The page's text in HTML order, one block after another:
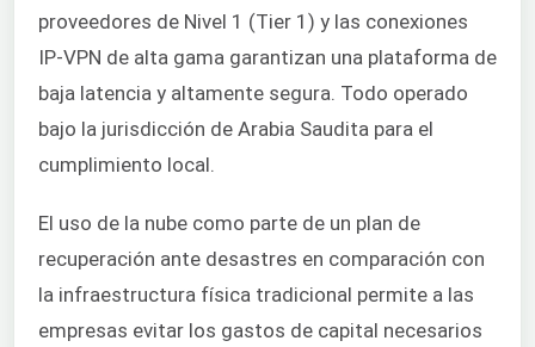
proveedores de Nivel 1 (Tier 1) y las conexiones
IP-VPN de alta gama garantizan una plataforma de
baja latencia y altamente segura. Todo operado
bajo la jurisdicción de Arabia Saudita para el
cumplimiento local.
El uso de la nube como parte de un plan de
recuperación ante desastres en comparación con
la infraestructura física tradicional permite a las
empresas evitar los gastos de capital necesarios